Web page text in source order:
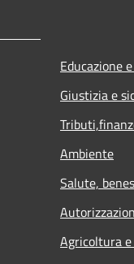
Educazione
Giustizia e
Ambiente
Salute,
Agricoltura e